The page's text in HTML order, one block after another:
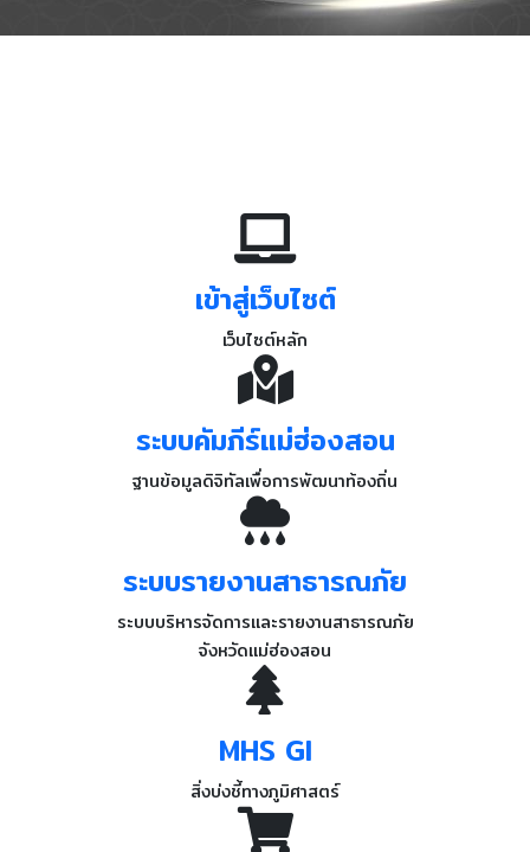
เข้าสู่เว็บไซต์
เว็บไซต์หลัก
ระบบคัมภีร์แม่ฮ่องสอน
ฐานข้อมูลดิจิทัลเพื่อการพัฒนาท้องถิ่น
ระบบรายงานสาธารณภัย
ระบบบริหารจัดการและรายงานสาธารณภัย
จังหวัดแม่ฮ่องสอน
MHS GI
สิ่งบ่งชี้ทางภูมิศาสตร์